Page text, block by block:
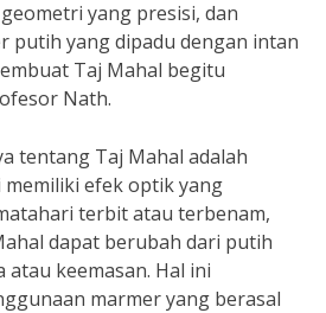
yang presisi, dan
putih yang dipadu dengan intan
Taj Mahal begitu
Nath.
tentang Taj Mahal adalah
efek optik yang
terbit atau terbenam,
dapat berubah dari putih
atau keemasan. Hal ini
marmer yang berasal